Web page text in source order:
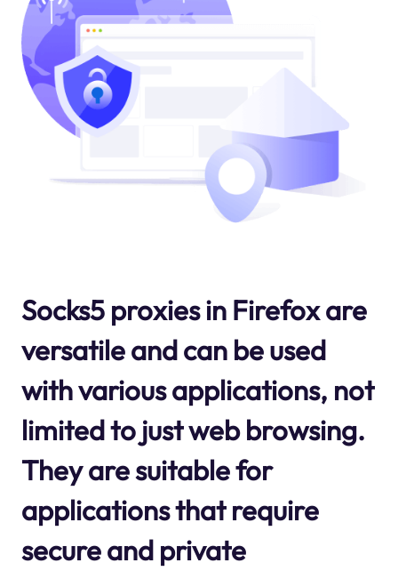
Socks5 proxies in Firefox are
versatile and can be used
with various applications, not
limited to just web browsing.
They are suitable for
applications that require
secure and private